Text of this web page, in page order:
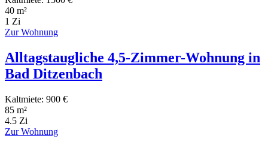
40 m²
1 Zi
Zur Wohnung
Alltagstaugliche 4,5-Zimmer-Wohnung in
Bad Ditzenbach
Kaltmiete: 900 €
85 m²
4.5 Zi
Zur Wohnung